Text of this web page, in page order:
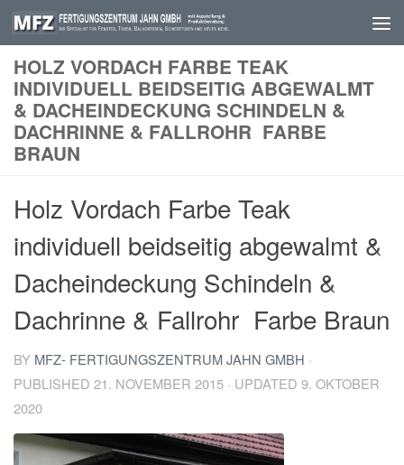
Skip to content
HOLZ VORDACH FARBE TEAK
INDIVIDUELL BEIDSEITIG ABGEWALMT
& DACHEINDECKUNG SCHINDELN &
DACHRINNE & FALLROHR FARBE
BRAUN
Holz Vordach Farbe Teak
individuell beidseitig abgewalmt &
Dacheindeckung Schindeln &
Dachrinne & Fallrohr Farbe Braun
BY MFZ- FERTIGUNGSZENTRUM JAHN GMBH ·
PUBLISHED 21. NOVEMBER 2015 · UPDATED 9. OKTOBER
2020